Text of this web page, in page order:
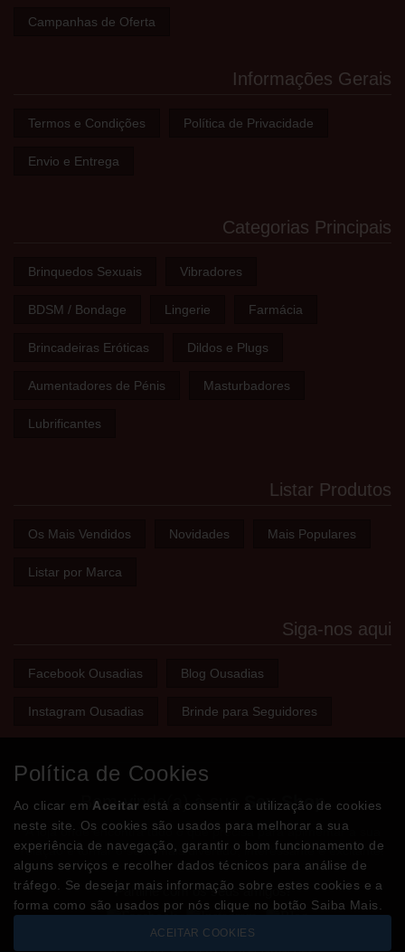
Campanhas de Oferta
Informações Gerais
Termos e Condições Política de Privacidade
Envio e Entrega
Categorias Principais
Brinquedos Sexuais Vibradores
BDSM / Bondage Lingerie Farmácia
Brincadeiras Eróticas Dildos e Plugs
Aumentadores de Pénis Masturbadores
Lubrificantes
Listar Produtos
Os Mais Vendidos Novidades Mais Populares
Listar por Marca
Siga-nos aqui
Facebook Ousadias Blog Ousadias
Instagram Ousadias Brinde para Seguidores
Bem-vindo(a) à sua Sex Shop
A loja onde encontra tudo o que precisa para apimentar a sua
relação e tornar o sexo mais divertido, interessante e excitante!
Partilhe com os seus amigos!
Política de Cookies
Ao clicar em Aceitar está a consentir a utilização de cookies
neste site. Os cookies são usados para melhorar a sua
experiência de navegação, garantir o bom funcionamento de
alguns serviços e recolher dados técnicos para análise de
tráfego. Se desejar mais informação sobre estes cookies e a
forma como são usados por nós clique no botão Saiba Mais.
ACEITAR COOKIES